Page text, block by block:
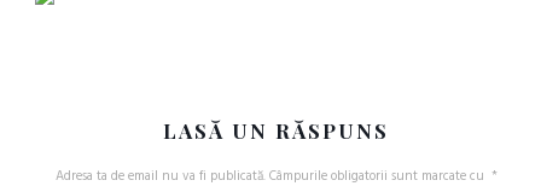
LASĂ UN RĂSPUNS
Adresa ta de email nu va fi publicată.Câmpurile obligatorii sunt marcate cu *